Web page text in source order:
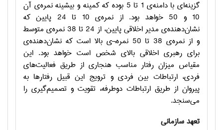
گزینه‌ای با دامنه‌ی 1 تا 5 بوده که کمینه و بیشینه نمره‌ی آن
10 و 50 خواهد بود. از نمره‌ی 10 تا 24 پایین که
نشان‌دهنده‌ی مدیر اخلاقی پایین، از 24 تا 38 نمره‌ی متوسط
و از نمره‌ی 38 تا 50 نمره¬ی بالا است که نشان‌دهنده‌ی
برای رهبری اخلاقی بالای شخص است خواهد بود. این
مقیاس میزان رفتار مناسب هنجاري از طريق فعالیت‌های
فردي‏، ارتباطات بين فردي و ترويج اين قبيل رفتارها به
پيروان از طريق ارتباطات دوطرفه‏، تقويت و تصمیم‌گیری را
می‌سنجد.
تعهد سازمانی